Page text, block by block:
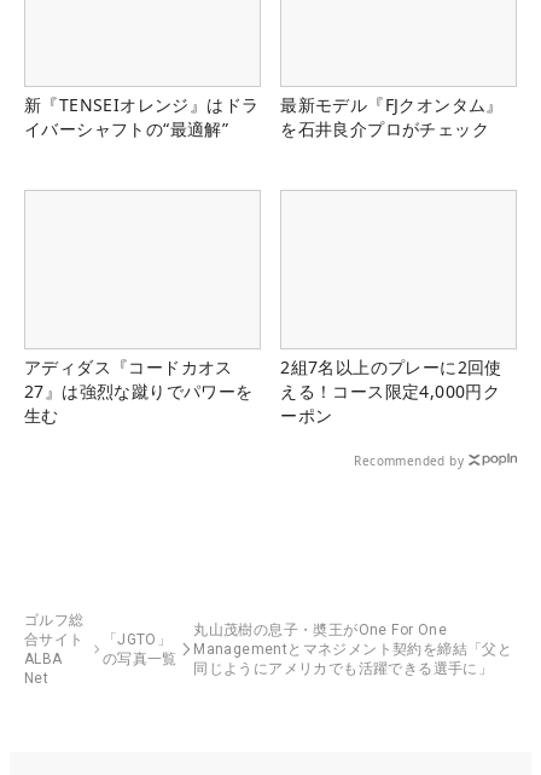
新『TENSEIオレンジ』はドラ
イバーシャフトの“最適解”
最新モデル『FJクオンタム』
を石井良介プロがチェック
アディダス『コードカオス
27』は強烈な蹴りでパワーを
生む
2組7名以上のプレーに2回使
える！コース限定4,000円ク
ーポン
Recommended by
ゴルフ総
合サイト
ALBA
Net
「JGTO」
の写真一覧
丸山茂樹の息子・奬王がOne For One
Managementとマネジメント契約を締結「父と
同じようにアメリカでも活躍できる選手に」